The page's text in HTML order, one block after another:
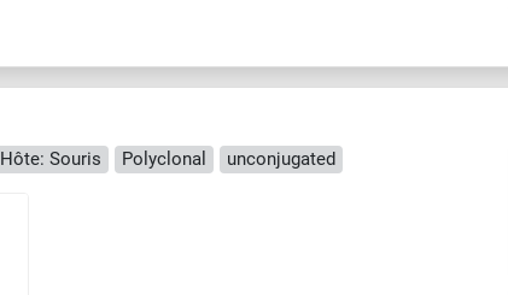
Hôte: Souris Polyclonal unconjugated